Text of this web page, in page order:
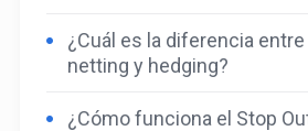
stop, orden de venta stop
¿Cuál es la diferencia
netting y hedging?
¿Cómo funciona el Stop